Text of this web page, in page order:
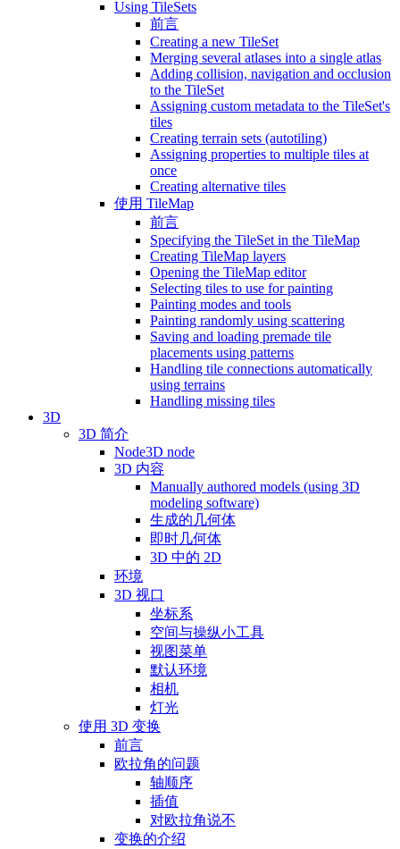
Using TileSets
前言
Creating a new TileSet
Merging several atlases into a single atlas
Adding collision, navigation and occlusion
to the TileSet
Assigning custom metadata to the TileSet's
tiles
Creating terrain sets (autotiling)
Assigning properties to multiple tiles at
once
Creating alternative tiles
使用 TileMap
前言
Specifying the TileSet in the TileMap
Creating TileMap layers
Opening the TileMap editor
Selecting tiles to use for painting
Painting modes and tools
Painting randomly using scattering
Saving and loading premade tile
placements using patterns
Handling tile connections automatically
using terrains
Handling missing tiles
3D
3D 简介
Node3D node
3D 内容
Manually authored models (using 3D
modeling software)
生成的几何体
即时几何体
3D 中的 2D
环境
3D 视口
坐标系
空间与操纵小工具
视图菜单
默认环境
相机
灯光
使用 3D 变换
前言
欧拉角的问题
轴顺序
插值
对欧拉角说不
变换的介绍